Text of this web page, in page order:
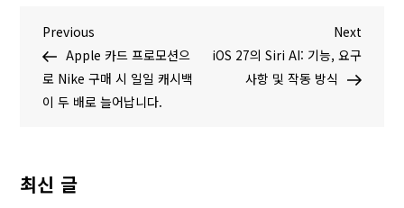
글
탐
P
r
e
v
s
Previous
Apple 카드 프로모션으
로 Nike 구매 시 일일 캐시백
이 두 배로 늘어납니다.
N
e
x
Next
iOS 27의 Siri AI: 기능, 요구
사항 및 작동 방식
최신 글